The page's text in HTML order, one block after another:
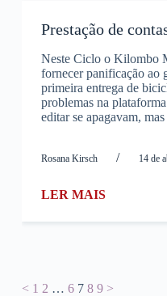
Prestação de
Neste Ciclo o Kilombo
fornecer panificação ao
primeira entrega de
problemas na
editar se apagavam,
Rosana Kirsch / 14 de
LER MAIS
< 1 2 … 6 7 8 9 >